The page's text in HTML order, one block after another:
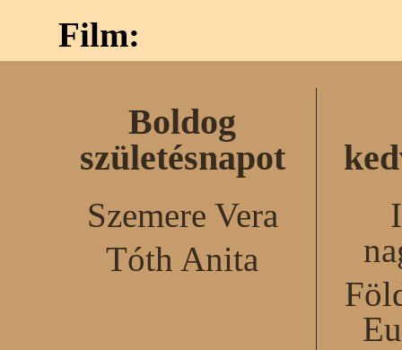
Film:
Boldog
születésnapot
Szemere Vera
Tóth Anita